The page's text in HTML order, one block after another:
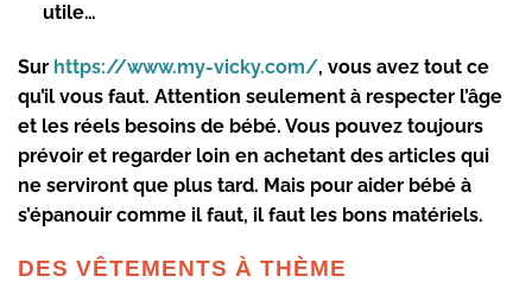
utile…
Sur https://www.my-vicky.com/, vous avez tout ce
qu’il vous faut. Attention seulement à respecter l’âge
et les réels besoins de bébé. Vous pouvez toujours
prévoir et regarder loin en achetant des articles qui
ne serviront que plus tard. Mais pour aider bébé à
s’épanouir comme il faut, il faut les bons matériels.
DES VÊTEMENTS À THÈME